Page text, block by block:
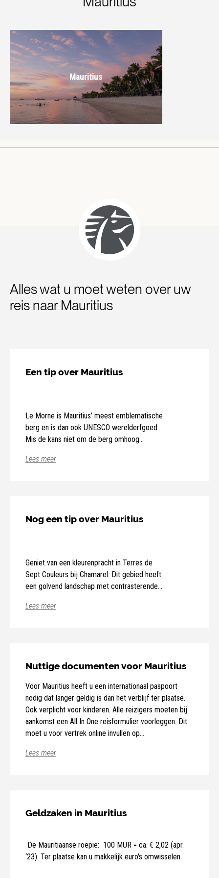
Mauritius
Alles wat u moet weten over uw
reis naar Mauritius
Een tip over Mauritius
Le Morne is Mauritius’ meest emblematische
berg en is dan ook UNESCO werelderfgoed.
Mis de kans niet om de berg omhoog
uitzonderlijk uitzicht over het eiland.
Lees meer
Nog een tip over Mauritius
Geniet van een kleurenpracht in Terres de
Sept Couleurs bij Chamarel. Dit gebied heeft
een golvend landschap met contrasterende
geel als gevolg van erosie van vulkaanas.
Lees meer
Nuttige documenten voor Mauritius
Voor Mauritius heeft u een internationaal paspoort
nodig dat langer geldig is dan het verblijf ter plaatse.
Ook verplicht voor kinderen. Alle reizigers moeten bij
aankomst een All In One reisformulier voorleggen. Dit
moet u voor vertrek online invullen op
versie ervan meenemen. Meer informatie vindt u op:
Lees meer
Geldzaken in Mauritius
De Mauritiaanse roepie: 100 MUR = ca. € 2,02 (apr.
‘23). Ter plaatse kan u makkelijk euro's omwisselen.